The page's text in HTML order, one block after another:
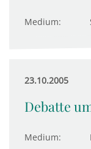
Medium:
23.10.2005
Debatte
Medium: